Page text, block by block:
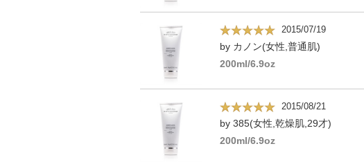
2015/07/19
by カノン(女性,普通肌)
200ml/6.9oz
2015/08/21
by 385(女性,乾燥肌,29才)
200ml/6.9oz